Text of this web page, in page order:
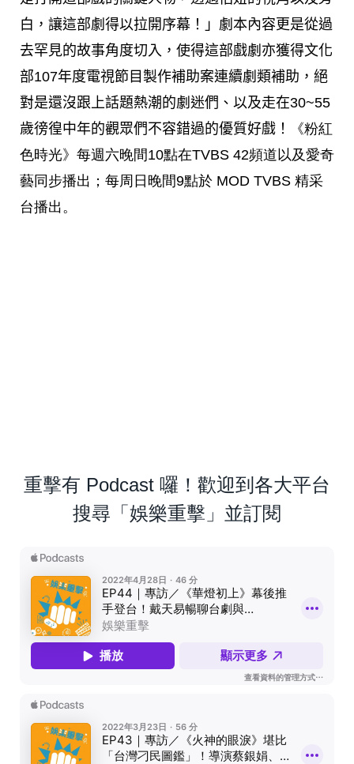
白，讓這部劇得以拉開序幕！」劇本內容更是從過
去罕見的故事角度切入，使得這部戲劇亦獲得文化
部107年度電視節目製作補助案連續劇類補助，絕
對是還沒跟上話題熱潮的劇迷們、以及走在30~55
歲徬徨中年的觀眾們不容錯過的優質好戲！
《粉紅
色時光》每週六晚間10點在TVBS 42頻道以及愛奇
藝同步播出；每周日晚間9點於 MOD TVBS 精采
台播出。
重擊有 Podcast 囉！歡迎到各大平台
搜尋「娛樂重擊」並訂閱